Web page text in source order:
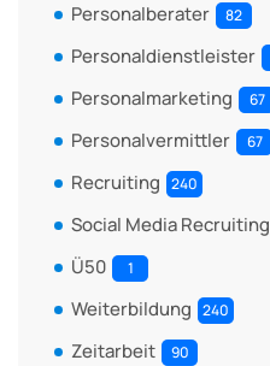
Personalberater 82
Personaldienstleister
Personalmarketing 67
Personalvermittler 67
Recruiting 240
Social Media Recruiting
Ü50 1
Weiterbildung 240
Zeitarbeit 90